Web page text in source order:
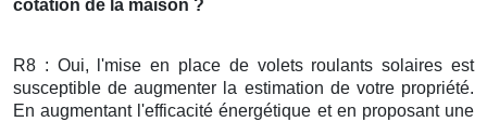
cotation de la maison ?
R8 : Oui, l'mise en place de volets roulants solaires est
susceptible de augmenter la estimation de votre propriété.
En augmentant l'efficacité énergétique et en proposant une